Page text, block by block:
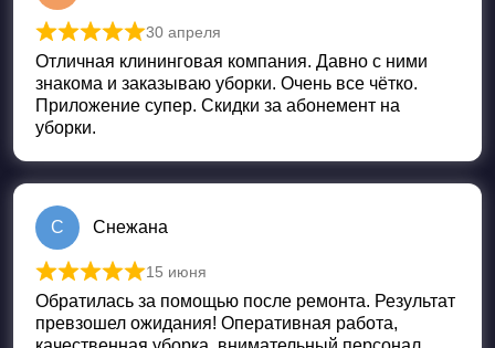
Оценка из 5
30 апреля
Отличная клининговая компания. Давно с ними
знакома и заказываю уборки. Очень все чётко.
Приложение супер. Скидки за абонемент на
уборки.
С Снежана
Оценка
15 июня
Обратилась за помощью после ремонта. Результат
превзошел ожидания! Оперативная работа,